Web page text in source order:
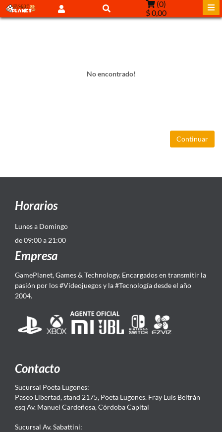
(0)
$ 0,00
No encontrado!
Continuar
Horarios
Lunes a Domingo
de 09:00 a 21:00
Empresa
GamePlanet, Games & Technology. Encargados en transmitir la
pasión por los #Videojuegos y la #Tecnología desde el año
2004.
Contacto
Sucursal Poeta Lugones:
Paseo Libertad, stand 2175, Poeta Lugones. Fray Luis Beltrán
esq Av. Manuel Cardeñosa, Córdoba Capital
Sucursal Av. Sabattini: